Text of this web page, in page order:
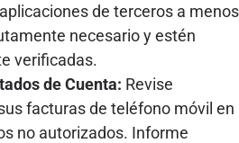
de terceros a menos
necesario y estén
verificadas.
de Cuenta: Revise
facturas de teléfono móvil en
no autorizados. Informe